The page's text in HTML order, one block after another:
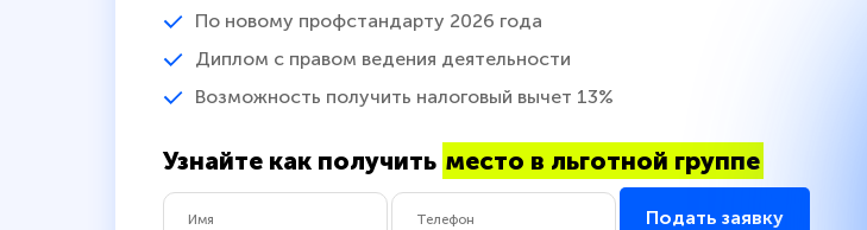
По новому профстандарту 2026 года
Диплом с правом ведения деятельности
Возможность получить налоговый вычет 13%
Узнайте как получить место в льготной группе
Подать заявку